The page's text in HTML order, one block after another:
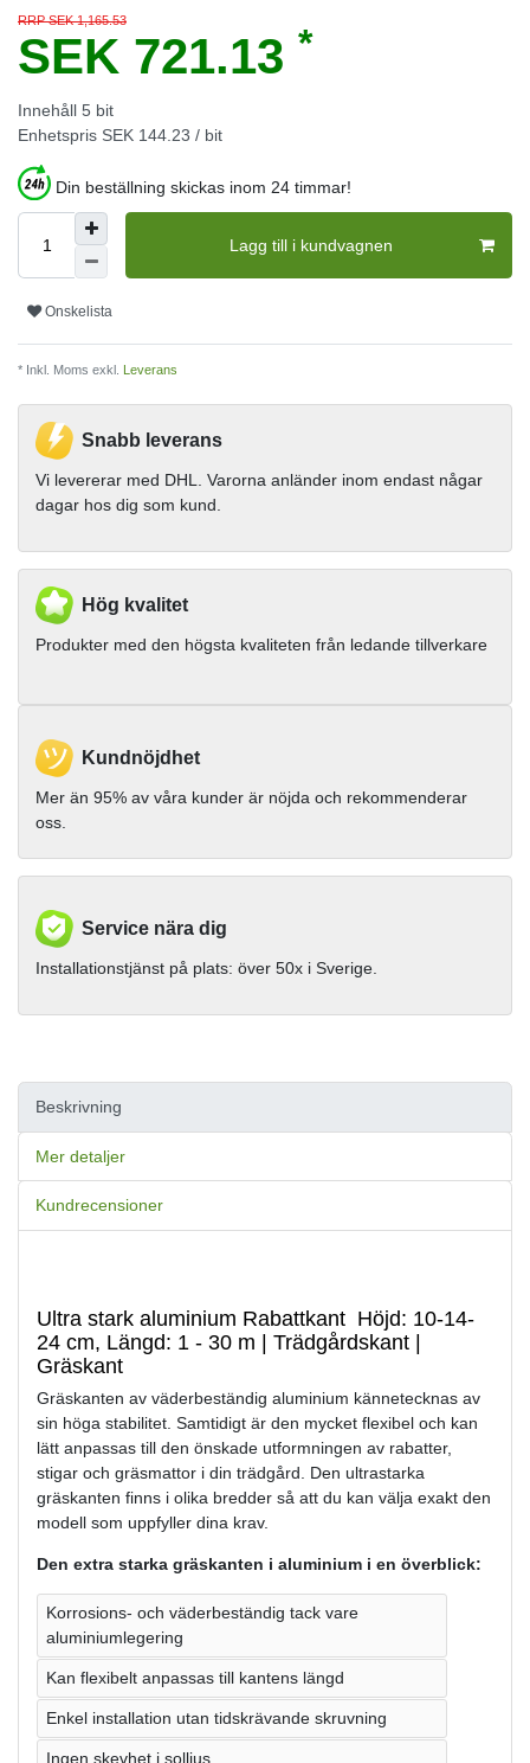
RRP SEK 1,165.53
SEK 721.13 *
Innehåll 5 bit
Enhetspris SEK 144.23 / bit
Din beställning skickas inom 24 timmar!
Lagg till i kundvagnen
Onskelista
* Inkl. Moms exkl. Leverans
Snabb leverans
Vi levererar med DHL. Varorna anländer inom endast någar
dagar hos dig som kund.
Hög kvalitet
Produkter med den högsta kvaliteten från ledande tillverkare
Kundnöjdhet
Mer än 95% av våra kunder är nöjda och rekommenderar
oss.
Service nära dig
Installationstjänst på plats: över 50x i Sverige.
Beskrivning
Mer detaljer
Kundrecensioner
Ultra stark aluminium Rabattkant Höjd: 10-14-
24 cm, Längd: 1 - 30 m | Trädgårdskant |
Gräskant
Gräskanten av väderbeständig aluminium kännetecknas av
sin höga stabilitet. Samtidigt är den mycket flexibel och kan
lätt anpassas till den önskade utformningen av rabatter,
stigar och gräsmattor i din trädgård. Den ultrastarka
gräskanten finns i olika bredder så att du kan välja exakt den
modell som uppfyller dina krav.
Den extra starka gräskanten i aluminium i en överblick:
Korrosions- och väderbeständig tack vare
aluminiumlegering
Kan flexibelt anpassas till kantens längd
Enkel installation utan tidskrävande skruvning
Ingen skevhet i solljus